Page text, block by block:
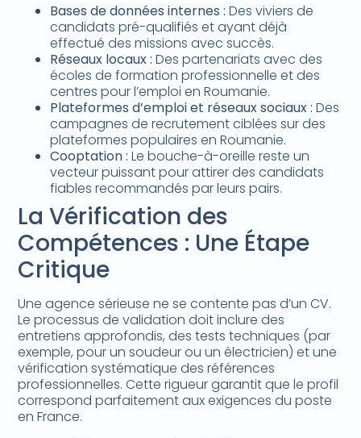
Bases de données internes : Des viviers de
candidats pré-qualifiés et ayant déjà
effectué des missions avec succès.
Réseaux locaux : Des partenariats avec des
écoles de formation professionnelle et des
centres pour l’emploi en Roumanie.
Plateformes d’emploi et réseaux sociaux : Des
campagnes de recrutement ciblées sur des
plateformes populaires en Roumanie.
Cooptation : Le bouche-à-oreille reste un
vecteur puissant pour attirer des candidats
fiables recommandés par leurs pairs.
La Vérification des
Compétences : Une Étape
Critique
Une agence sérieuse ne se contente pas d’un CV.
Le processus de validation doit inclure des
entretiens approfondis, des tests techniques (par
exemple, pour un soudeur ou un électricien) et une
vérification systématique des références
professionnelles. Cette rigueur garantit que le profil
correspond parfaitement aux exigences du poste
en France.